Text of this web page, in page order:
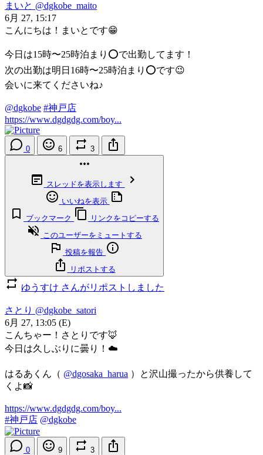
まいと @dgkobe_maito
6月 27, 15:17
こんにちは！まいとです😁
今日は15時〜25時泊まり⭕️で出勤してます！
次の出勤は明日16時〜25時泊まり⭕️です😉
会いに来てくださいね♪
@dgkobe #神戸店
https://www.dgdgdg.com/boy...
0 6 3
スレッドを表示します
いいねを表示
ブックマーク
リンクをコピーする
このユーザーをミュートする
投稿を報告
リポストする
ゆうすけ さんがリポストしました
さとり @dgkobe_satori
6月 27, 13:05 (E)
こんちゃー！さとりです🦊
今日は久しぶりに曇り！☁️
はるあくん（ @dgosaka_harua ）と沢山撮ったから供養して
くよ📸
https://www.dgdgdg.com/boy...
#神戸店 @dgkobe
0 9 3